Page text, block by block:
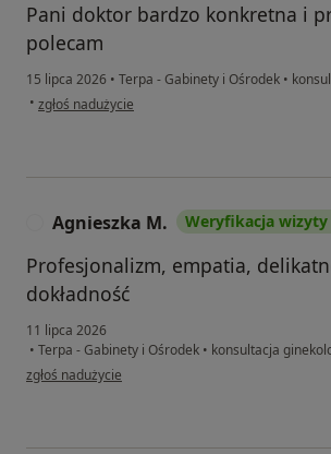
Pani doktor bardzo konkretna i
polecam
15 lipca 2026 • Terpa - Gabinety i Ośrodek •
• w opinii użytkownika Sylwia
zgłoś nadużycie
Agnieszka M. Weryfikacja wizyty
Profesjonalizm, empatia,
dokładność
11 lipca 2026
• Terpa - Gabinety i Ośrodek • konsultacja
w opinii użytkownika Agnieszka M.
zgłoś nadużycie